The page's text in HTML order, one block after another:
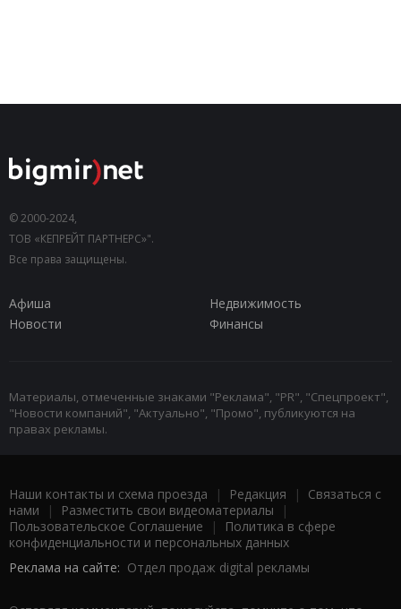
© 2000-2024,
ТОВ «КЕПРЕЙТ ПАРТНЕРС»".
Все права защищены.
Афиша
Недвижимость
Новости
Финансы
Материалы, отмеченные знаками "Реклама", "PR", "Спецпроект",
"Новости компаний", "Актуально", "Промо", публикуются на
правах рекламы.
Наши контакты и схема проезда | Редакция | Связаться с
нами | Разместить свои видеоматериалы |
Пользовательское Соглашение |
Политика в сфере
конфиденциальности и персональных данных
Реклама на сайте: Отдел продаж digital рекламы